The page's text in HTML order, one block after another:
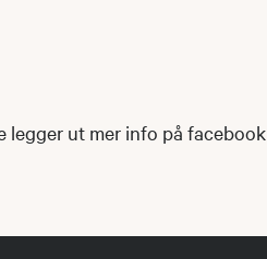
legger ut mer info på facebook